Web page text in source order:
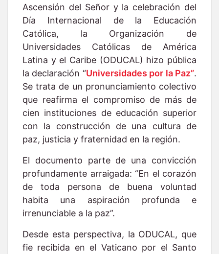
Ascensión del Señor y la celebración del
Día Internacional de la Educación
Católica, la Organización de
Universidades Católicas de América
Latina y el Caribe (ODUCAL) hizo pública
la declaración “Universidades por la Paz”.
Se trata de un pronunciamiento colectivo
que reafirma el compromiso de más de
cien instituciones de educación superior
con la construcción de una cultura de
paz, justicia y fraternidad en la región.
El documento parte de una convicción
profundamente arraigada: “En el corazón
de toda persona de buena voluntad
habita una aspiración profunda e
irrenunciable a la paz”.
Desde esta perspectiva, la ODUCAL, que
fie recibida en el Vaticano por el Santo